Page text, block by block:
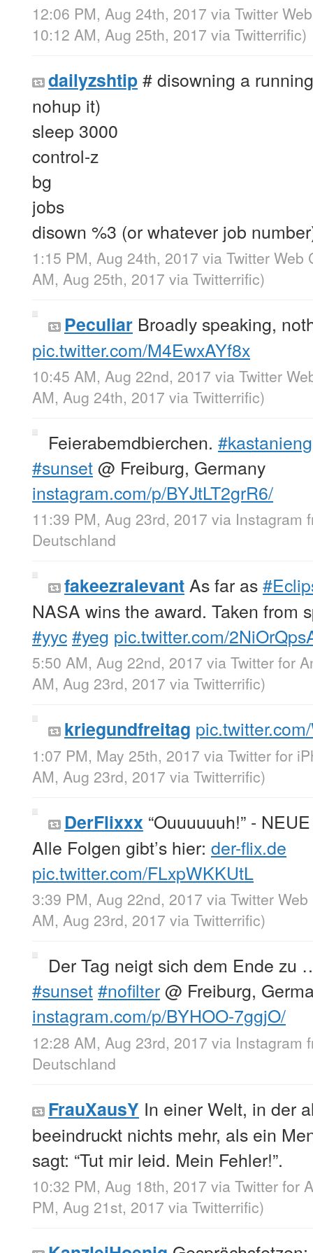
12:06 PM, Aug 24th, 2017 via Twitter
10:12 AM, Aug 25th, 2017 via Twitterrific)
dailyzshtip# disowning a
nohup it)
sleep 3000
control-z
bg
jobs
disown %3 (or whatever job
1:15 PM, Aug 24th, 2017 via Twitter Web
AM, Aug 25th, 2017 via Twitterrific)
Peculiar Broadly speaking,
pic.twitter.com/M4EwxAYf8x
10:45 AM, Aug 22nd, 2017 via Twitter
AM, Aug 24th, 2017 via Twitterrific)
Feierabemdbierchen.
#sunset@ Freiburg, Germany
instagram.com/p/BYJtLT2grR6/
11:39 PM, Aug 23rd, 2017 via Instagram
Deutschland
fakeezralevant As far as
NASA wins the award. Taken from
#yyc#yeg pic.twitter.com/
5:50 AM, Aug 22nd, 2017 via Twitter for
AM, Aug 23rd, 2017 via Twitterrific)
kriegundfreitag
1:07 PM, May 25th, 2017 via Twitter for
AM, Aug 23rd, 2017 via Twitterrific)
DerFlixxx “Ouuuuuuh!” -
Alle Folgen gibt’s hier: der-flix.de
pic.twitter.com/FLxpWKKUtL
3:39 PM, Aug 22nd, 2017 via Twitter
AM, Aug 23rd, 2017 via Twitterrific)
Der Tag neigt sich dem Ende
#sunset#nofilter@ Freiburg,
instagram.com/p/BYHOO-7ggjO/
12:28 AM, Aug 23rd, 2017 via Instagram
Deutschland
FrauXausY In einer Welt, in der
beeindruckt nichts mehr, als ein
sagt: “Tut mir leid. Mein Fehler!”.
10:32 PM, Aug 18th, 2017 via Twitter for
PM, Aug 21st, 2017 via Twitterrific)